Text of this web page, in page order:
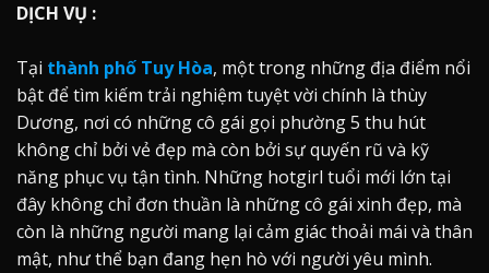
DỊCH VỤ :
Tại thành phố Tuy Hòa, một trong những địa điểm nổi
bật để tìm kiếm trải nghiệm tuyệt vời chính là thùy
Dương, nơi có những cô gái gọi phường 5 thu hút
không chỉ bởi vẻ đẹp mà còn bởi sự quyến rũ và kỹ
năng phục vụ tận tình. Những hotgirl tuổi mới lớn tại
đây không chỉ đơn thuần là những cô gái xinh đẹp, mà
còn là những người mang lại cảm giác thoải mái và thân
mật, như thể bạn đang hẹn hò với người yêu mình.